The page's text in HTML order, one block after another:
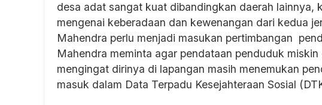
desa adat sangat kuat dibandingkan daerah lainnya,
mengenai keberadaan dan kewenangan dari kedua
Mahendra perlu menjadi masukan pertimbangan
Mahendra meminta agar pendataan penduduk
mengingat dirinya di lapangan masih menemukan
masuk dalam Data Terpadu Kesejahteraan Sosial